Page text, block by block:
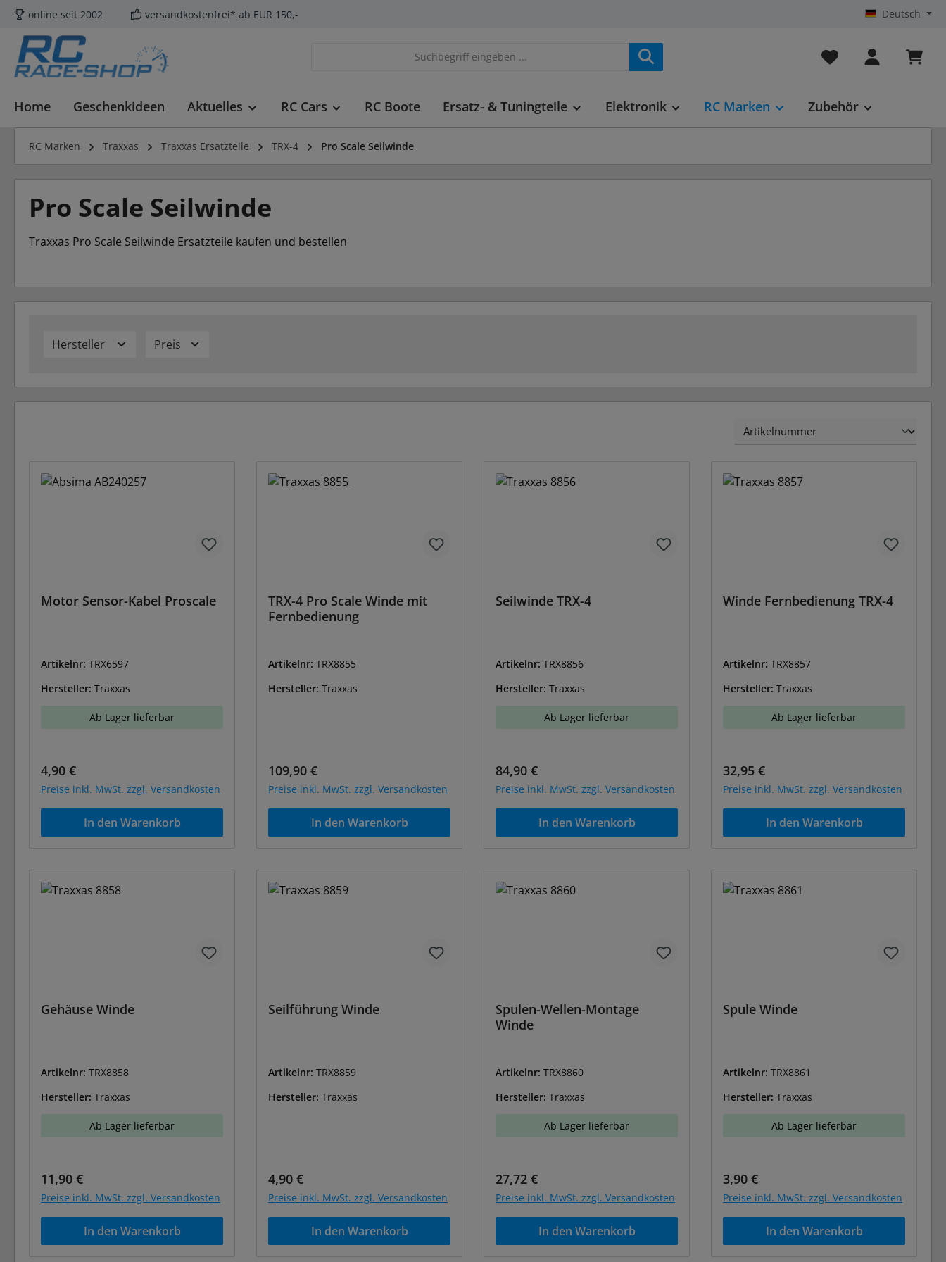
Hauptinhalt springen
Zur Suche springen
Zur Hauptnavigation springen
online seit 2002 versandkostenfrei* ab EUR 150,- Deutsch
Du hast 0 Produkte
Home Geschenkideen Aktuelles RC Cars RC Boote Ersatz- & Tuningteile Elektronik RC Marken Zubehör
RC Marken Traxxas Traxxas Ersatzteile TRX-4 Pro Scale Seilwinde
Pro Scale Seilwinde
Traxxas Pro Scale Seilwinde Ersatzteile kaufen und bestellen
Hersteller Preis
Motor Sensor-Kabel Proscale
Artikelnr: TRX6597
Hersteller: Traxxas
Ab Lager lieferbar
Regulärer Preis:
4,90 €
Preise inkl. MwSt. zzgl. Versandkosten
In den Warenkorb
TRX-4 Pro Scale Winde mit
Fernbedienung
Artikelnr: TRX8855
Hersteller: Traxxas
Regulärer Preis:
109,90 €
Preise inkl. MwSt. zzgl. Versandkosten
In den Warenkorb
Seilwinde TRX-4
Artikelnr: TRX8856
Hersteller: Traxxas
Ab Lager lieferbar
Regulärer Preis:
84,90 €
Preise inkl. MwSt. zzgl. Versandkosten
In den Warenkorb
Winde Fernbedienung TRX-4
Artikelnr: TRX8857
Hersteller: Traxxas
Ab Lager lieferbar
Regulärer Preis:
32,95 €
Preise inkl. MwSt. zzgl. Versandkosten
In den Warenkorb
Gehäuse Winde
Artikelnr: TRX8858
Hersteller: Traxxas
Ab Lager lieferbar
Regulärer Preis:
11,90 €
Preise inkl. MwSt. zzgl. Versandkosten
In den Warenkorb
Seilführung Winde
Artikelnr: TRX8859
Hersteller: Traxxas
Regulärer Preis:
4,90 €
Preise inkl. MwSt. zzgl. Versandkosten
In den Warenkorb
Spulen-Wellen-Montage
Winde
Artikelnr: TRX8860
Hersteller: Traxxas
Ab Lager lieferbar
Regulärer Preis:
27,72 €
Preise inkl. MwSt. zzgl. Versandkosten
In den Warenkorb
Spule Winde
Artikelnr: TRX8861
Hersteller: Traxxas
Ab Lager lieferbar
Regulärer Preis:
3,90 €
Preise inkl. MwSt. zzgl. Versandkosten
In den Warenkorb